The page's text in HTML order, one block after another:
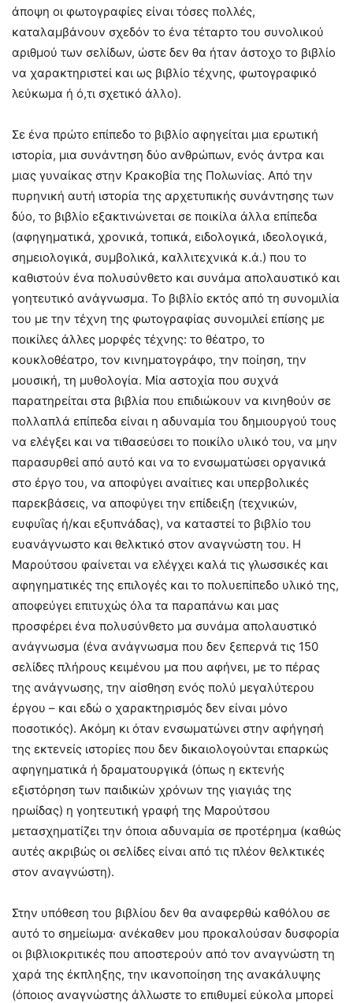
άποψη οι φωτογραφίες είναι τόσες πολλές,
καταλαμβάνουν σχεδόν το ένα τέταρτο του συνολικού
αριθμού των σελίδων, ώστε δεν θα ήταν άστοχο το βιβλίο
να χαρακτηριστεί και ως βιβλίο τέχνης, φωτογραφικό
λεύκωμα ή ό,τι σχετικό άλλο).
Σε ένα πρώτο επίπεδο το βιβλίο αφηγείται μια ερωτική
ιστορία, μια συνάντηση δύο ανθρώπων, ενός άντρα και
μιας γυναίκας στην Κρακοβία της Πολωνίας. Από την
πυρηνική αυτή ιστορία της αρχετυπικής συνάντησης των
δύο, το βιβλίο εξακτινώνεται σε ποικίλα άλλα επίπεδα
(αφηγηματικά, χρονικά, τοπικά, ειδολογικά, ιδεολογικά,
σημειολογικά, συμβολικά, καλλιτεχνικά κ.ά.) που το
καθιστούν ένα πολυσύνθετο και συνάμα απολαυστικό και
γοητευτικό ανάγνωσμα. Το βιβλίο εκτός από τη συνομιλία
του με την τέχνη της φωτογραφίας συνομιλεί επίσης με
ποικίλες άλλες μορφές τέχνης: το θέατρο, το
κουκλοθέατρο, τον κινηματογράφο, την ποίηση, την
μουσική, τη μυθολογία. Μία αστοχία που συχνά
παρατηρείται στα βιβλία που επιδιώκουν να κινηθούν σε
πολλαπλά επίπεδα είναι η αδυναμία του δημιουργού τους
να ελέγξει και να τιθασεύσει το ποικίλο υλικό του, να μην
παρασυρθεί από αυτό και να το ενσωματώσει οργανικά
στο έργο του, να αποφύγει αναίτιες και υπερβολικές
παρεκβάσεις, να αποφύγει την επίδειξη (τεχνικών,
ευφυΐας ή/και εξυπνάδας), να καταστεί το βιβλίο του
ευανάγνωστο και θελκτικό στον αναγνώστη του. Η
Μαρούτσου φαίνεται να ελέγχει καλά τις γλωσσικές και
αφηγηματικές της επιλογές και το πολυεπίπεδο υλικό της,
αποφεύγει επιτυχώς όλα τα παραπάνω και μας
προσφέρει ένα πολυσύνθετο μα συνάμα απολαυστικό
ανάγνωσμα (ένα ανάγνωσμα που δεν ξεπερνά τις 150
σελίδες πλήρους κειμένου μα που αφήνει, με το πέρας
της ανάγνωσης, την αίσθηση ενός πολύ μεγαλύτερου
έργου – και εδώ ο χαρακτηρισμός δεν είναι μόνο
ποσοτικός). Ακόμη κι όταν ενσωματώνει στην αφήγησή
της εκτενείς ιστορίες που δεν δικαιολογούνται επαρκώς
αφηγηματικά ή δραματουργικά (όπως η εκτενής
εξιστόρηση των παιδικών χρόνων της γιαγιάς της
ηρωίδας) η γοητευτική γραφή της Μαρούτσου
μετασχηματίζει την όποια αδυναμία σε προτέρημα (καθώς
αυτές ακριβώς οι σελίδες είναι από τις πλέον θελκτικές
στον αναγνώστη).
Στην υπόθεση του βιβλίου δεν θα αναφερθώ καθόλου σε
αυτό το σημείωμα· ανέκαθεν μου προκαλούσαν δυσφορία
οι βιβλιοκριτικές που αποστερούν από τον αναγνώστη τη
χαρά της έκπληξης, την ικανοποίηση της ανακάλυψης
(όποιος αναγνώστης άλλωστε το επιθυμεί εύκολα μπορεί